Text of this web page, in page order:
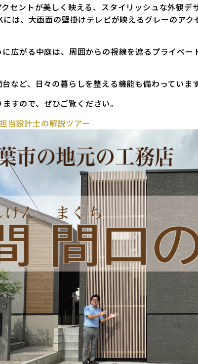
セントが美しく映える、スタイリッシュな外観デ
は、大画面の壁掛けテレビが映えるグレーのア
広がる中庭は、周囲からの視線を遮るプライベ
など、日々の暮らしを整える機能も備わっています
すので、ぜひご覧ください。
当設計士の解説ツアー